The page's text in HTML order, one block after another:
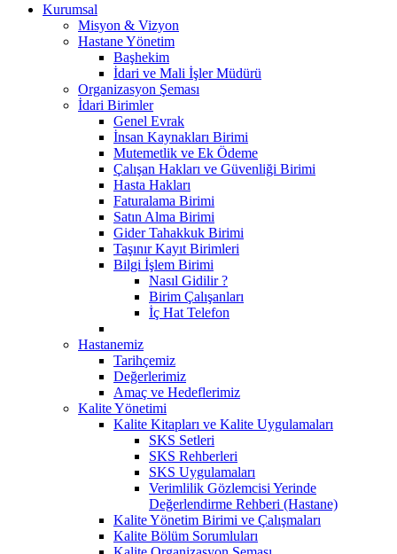
Kurumsal
Misyon & Vizyon
Hastane Yönetim
Başhekim
İdari ve Mali İşler Müdürü
Organizasyon Şeması
İdari Birimler
Genel Evrak
İnsan Kaynakları Birimi
Mutemetlik ve Ek Ödeme
Çalışan Hakları ve Güvenliği Birimi
Hasta Hakları
Faturalama Birimi
Satın Alma Birimi
Gider Tahakkuk Birimi
Taşınır Kayıt Birimleri
Bilgi İşlem Birimi
Nasıl Gidilir ?
Birim Çalışanları
İç Hat Telefon
Hastanemiz
Tarihçemiz
Değerlerimiz
Amaç ve Hedeflerimiz
Kalite Yönetimi
Kalite Kitapları ve Kalite Uygulamaları
SKS Setleri
SKS Rehberleri
SKS Uygulamaları
Verimlilik Gözlemcisi Yerinde
Değerlendirme Rehberi (Hastane)
Kalite Yönetim Birimi ve Çalışmaları
Kalite Bölüm Sorumluları